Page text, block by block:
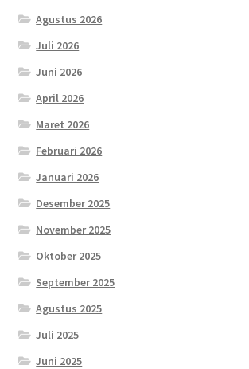
Agustus 2026
Juli 2026
Juni 2026
April 2026
Maret 2026
Februari 2026
Januari 2026
Desember 2025
November 2025
Oktober 2025
September 2025
Agustus 2025
Juli 2025
Juni 2025